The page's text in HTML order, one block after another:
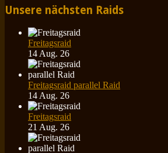
Unsere nächsten Raids
Freitagsraid
14 Aug. 26
Freitagsraid parallel Raid
14 Aug. 26
Freitagsraid
21 Aug. 26